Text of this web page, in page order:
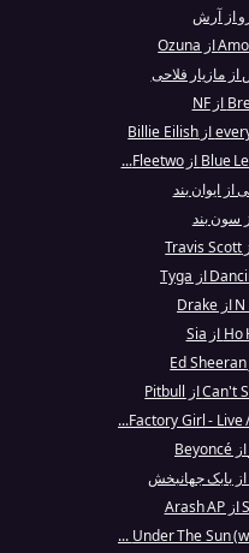
از آرش
مازیار فلاحی
از ایوان بند
سون بند
بابک جهانبخش